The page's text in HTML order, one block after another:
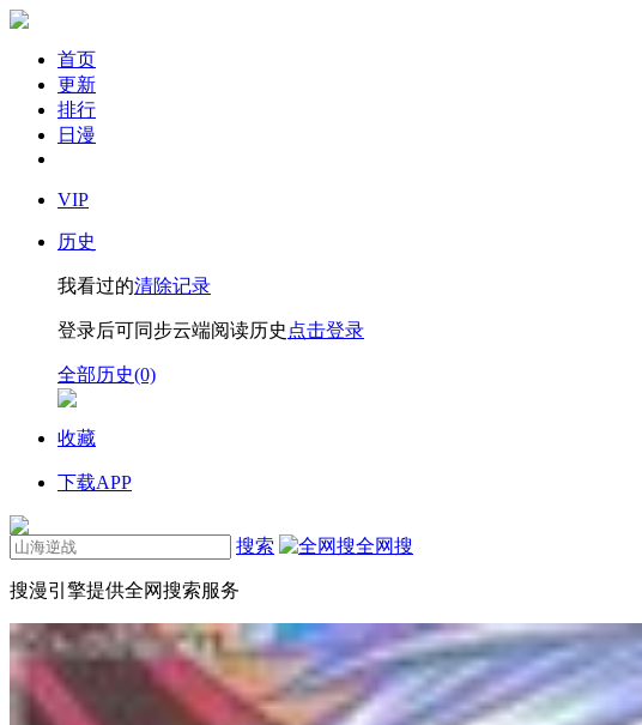
首页
更新
排行
日漫
VIP
历史
我看过的清除记录
登录后可同步云端阅读历史 点击登录
全部历史(0)
收藏
下载APP
搜索 全网搜
搜漫引擎提供全网搜索服务